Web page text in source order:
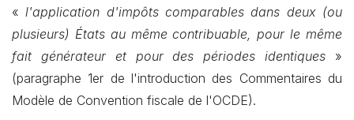
«l'application d'impôts comparables dans deux (ou
plusieurs) États au même contribuable, pour le même
fait générateur et pour des périodes identiques »
(paragraphe 1er de l'introduction des Commentaires du
Modèle de Convention fiscale de l'OCDE).